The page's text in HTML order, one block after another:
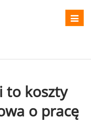
to koszty
o pracę